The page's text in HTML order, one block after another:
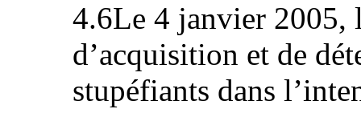
4.6Le 4 janvier 2005,
d’acquisition et de
stupéfiants dans